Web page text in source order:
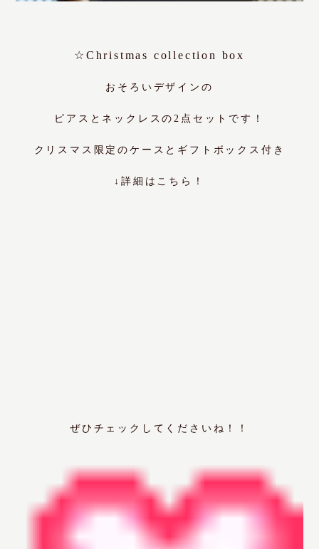
☆Christmas collection box
おそろいデザインの
ピアスとネックレスの2点セットです！
クリスマス限定のケースとギフトボックス付き
↓詳細はこちら！
ぜひチェックしてくださいね！！